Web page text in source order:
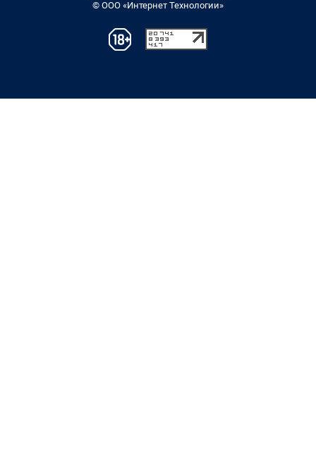
© ООО «Интернет Технологии»